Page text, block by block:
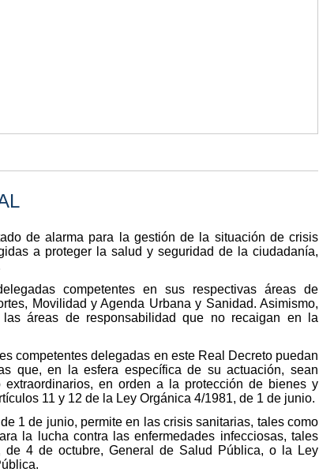
de alarma para la gestión de la situación de crisis
a proteger la salud y seguridad de la ciudadanía,
competentes en sus respectivas áreas de
Movilidad y Agenda Urbana y Sanidad. Asimismo,
áreas de responsabilidad que no recaigan en la
competentes delegadas en este Real Decreto puedan
que, en la esfera específica de su actuación, sean
en orden a la protección de bienes y
11 y 12 de la Ley Orgánica 4/1981, de 1 de junio.
1 de junio, permite en las crisis sanitarias, tales como
la lucha contra las enfermedades infecciosas, tales
4 de octubre, General de Salud Pública, o la Ley